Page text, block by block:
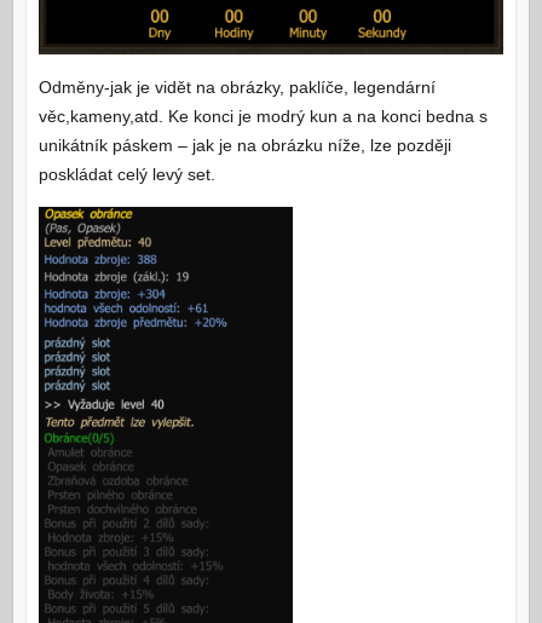
Odměny-jak je vidět na obrázky, paklíče, legendární
věc,kameny,atd. Ke konci je modrý kun a na konci bedna s
unikátník páskem – jak je na obrázku níže, lze později
poskládat celý levý set.